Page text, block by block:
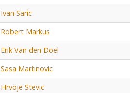
Ivan Saric
Robert Markus
Erik Van den Doel
Sasa Martinovic
Hrvoje Stevic